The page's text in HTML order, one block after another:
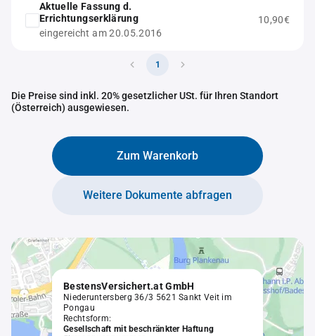
Aktuelle Fassung d.
Errichtungserklärung
eingereicht am 20.05.2016
10,90€
1
Die Preise sind inkl. 20% gesetzlicher USt. für Ihren Standort
(Österreich) ausgewiesen.
Zum Warenkorb
Weitere Dokumente abfragen
BestensVersichert.at GmbH
Niederuntersberg 36/3 5621 Sankt Veit im
Pongau
Rechtsform:
Gesellschaft mit beschränkter Haftung